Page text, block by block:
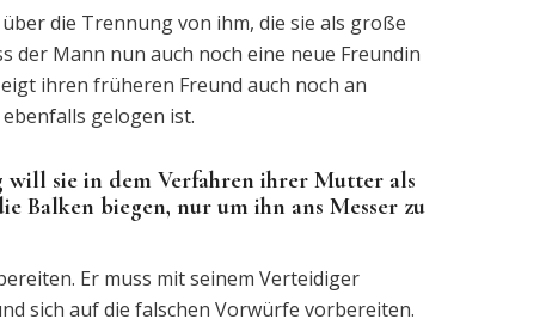
die Trennung von ihm, die sie als große
der Mann nun auch noch eine neue Freundin
ihren früheren Freund auch noch an
gelogen ist.
will sie in dem Verfahren ihrer Mutter als
Balken biegen, nur um ihn ans Messer zu
Er muss mit seinem Verteidiger
sich auf die falschen Vorwürfe vorbereiten.